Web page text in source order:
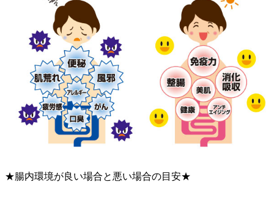
★腸内環境が良い場合と悪い場合の目安★